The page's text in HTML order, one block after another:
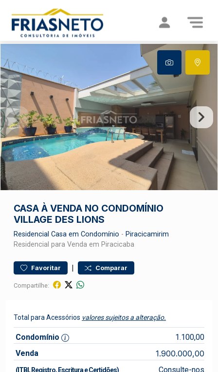
CASA À VENDA NO CONDOMÍNIO
VILLAGE DES LIONS
Residencial Casa em Condomínio - Piracicamirim
Residencial para Venda em Piracicaba
Favoritar | Comparar
Compartilhe:
Total para Acessórios valores sujeitos a alteração.
Condomínio
1.100,00
Venda
1.900.000,00
(ITBI, Registro, Escritura e Certidões) Consulte-nos